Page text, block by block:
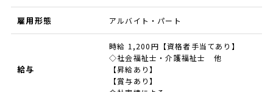
雇用形態 アルバイト・パート
給与
時給 1,200円【資格者手当てあり】
◇社会福祉士・介護福祉士 他
【昇給あり】
【賞与あり】